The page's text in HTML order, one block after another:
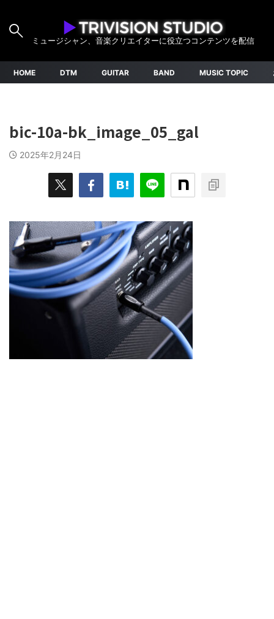
ミュージシャン、音楽クリエイターに役立つコンテンツを配信
HOME DTM GUITAR BAND MUSIC TOPIC
bic-10a-bk_image_05_gal
2025年2月24日